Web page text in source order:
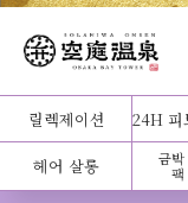
릴렉제이션 24H 피
헤어 살롱
금박
팩